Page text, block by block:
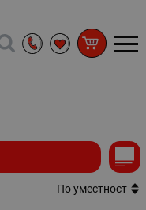
По уместност